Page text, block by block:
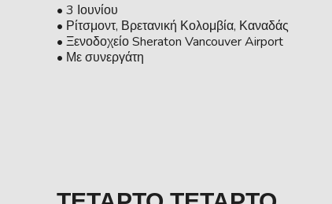
• 3 Ιουνίου
• Ρίτσμοντ, Βρετανική Κολομβία, Καναδάς
• Ξενοδοχείο Sheraton Vancouver Airport
• Με συνεργάτη